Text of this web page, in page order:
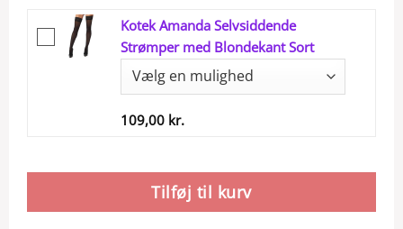
Kotek Amanda Selvsiddende
Strømper med Blondekant Sort
109,00 kr.
Tilføj til kurv